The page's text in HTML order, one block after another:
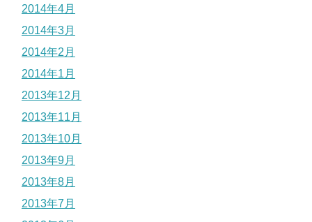
2014年4月
2014年3月
2014年2月
2014年1月
2013年12月
2013年11月
2013年10月
2013年9月
2013年8月
2013年7月